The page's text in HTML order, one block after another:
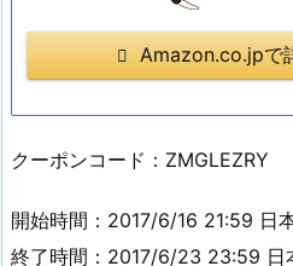
Amazon.co.jpで
クーポンコード：ZMGLEZRY
開始時間：2017/6/16 21:59 日
終了時間：2017/6/23 23:59 日